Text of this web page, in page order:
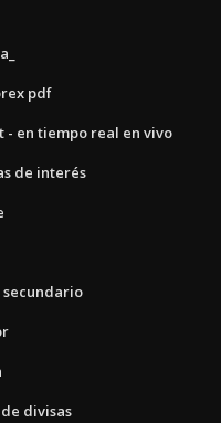
pdf
en tiempo real en vivo
de interés
secundario
divisas